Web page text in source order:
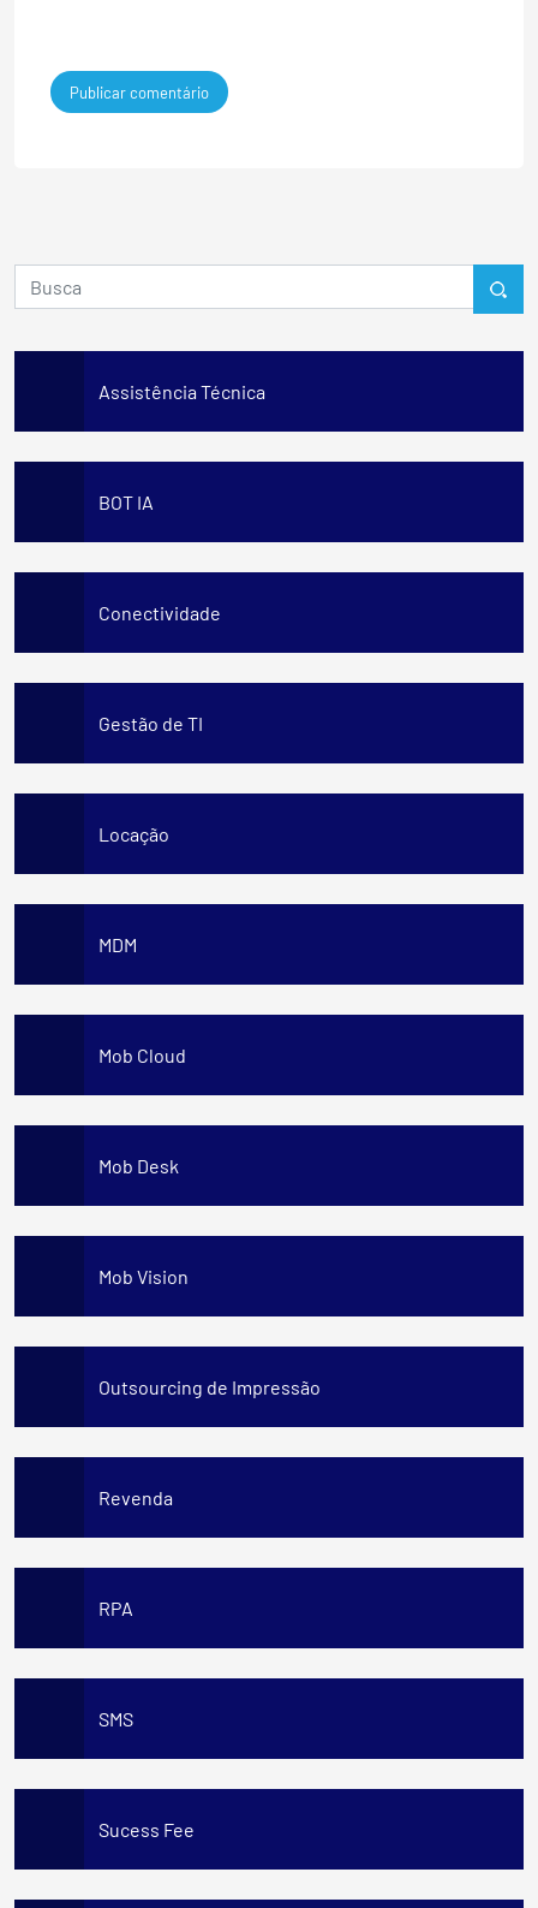
Assistência Técnica
BOT IA
Conectividade
Gestão de TI
Locação
MDM
Mob Cloud
Mob Desk
Mob Vision
Outsourcing de Impressão
Revenda
RPA
SMS
Sucess Fee